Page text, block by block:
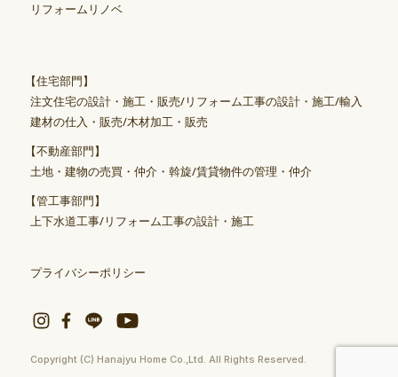
リフォームリノベ
【住宅部門】
注文住宅の設計・施工・販売/リフォーム工事の設計・施工/輸入
建材の仕入・販売/木材加工・販売
【不動産部門】
土地・建物の売買・仲介・斡旋/賃貸物件の管理・仲介
【管工事部門】
上下水道工事/リフォーム工事の設計・施工
プライバシーポリシー
Copyright (C) Hanajyu Home Co.,Ltd. All Rights Reserved.